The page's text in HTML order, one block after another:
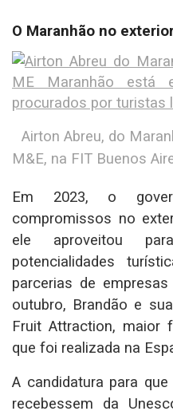
O Maranhão no
Airton Abreu, do
M&E, na FIT Buenos
Em 2023, o
compromissos no
ele aproveitou
potencialidades
parcerias de
outubro, Brandão e
Fruit Attraction, maior
que foi realizada na
A candidatura para
recebessem da